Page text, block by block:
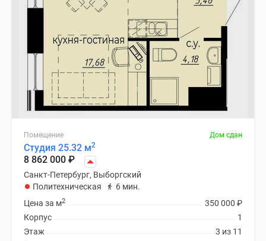
Помещение Дом сдан
Студия 25.32 м2
8 862 000 ₽
Санкт-Петербург, Выборгский
Политехническая
6 мин.
350 000 ₽
Цена за м2
1
Корпус
3 из 11
Этаж